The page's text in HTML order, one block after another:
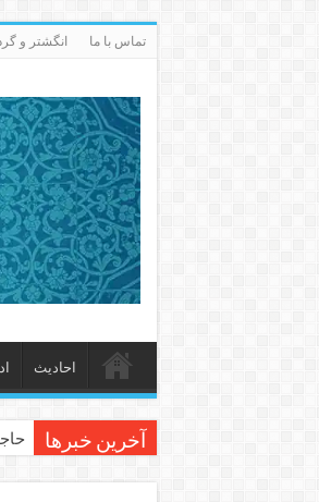
تماس با ما انگشتر و
احاديث
آخرین خبرها